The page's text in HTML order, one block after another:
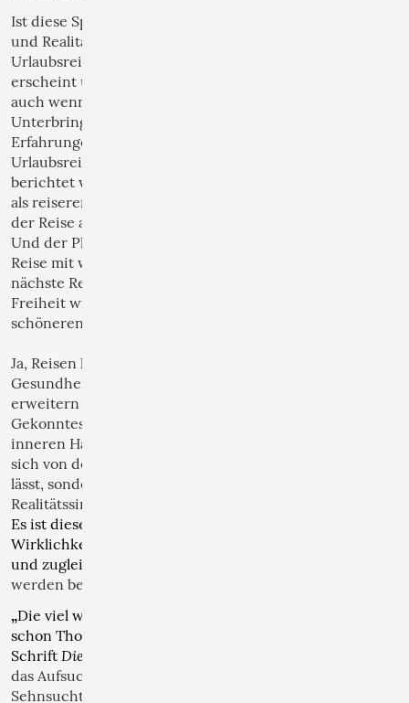
Ist diese Spannung zwischen Phantasie(-überschuss)
und Realität der Anlass dafür, dass nach der
Urlaubsreise gerne alles in einem hellen Licht
erscheint und daheim meist positiv berichtet wird,
auch wenn es einige Abstriche zu machen gilt bei
Unterbringung, Exkursionen, unglücklichen
Erfahrungen im Restaurant und dergleichen? Eine
Urlaubsreise darf einfach nicht als Katastrophe
berichtet werden. Das verlangt die Selbstdarstellung
als reisererfahrener Zeitgenosse, die Hochschätzung
der Reise als Ausdruck von Lebensqualität.
Und der Phantasieüberschuss wird auch nach der
Reise mit wenigen positiven Erfahrungen schon die
nächste Reise ins Auge fassen, dem Wunsch nach
Freiheit wieder Raum geben und von anderen,
schöneren, positiven Erfahrungen träumen.
Ja, Reisen kann glücklich machen, Erholung und
Gesundheit bringen, den kulturellen Horizont
erweitern und zur persönlichen Reifung beitragen.
Gekonntes Reisen basiert aber vor allem auf einer
inneren Haltung, die der Phantasie Raum gibt und
sich von den Grenzen der Realität nicht entmutigen
lässt, sondern diese als Korrektur und erweiterten
Realitätssinn positiv ergreift.
Es ist dieses Maß an Unverfügbarkeit, mit dem die
Wirklichkeit die menschliche Phantasie übersteigt
und zugleich immer neu kreativ werden lässt.
werden beim Reisen also nie „wirklich ankommen“.
„Die viel wallfahrten, werden selten heilig“,
schon Thomas von Kempen (1379-1471) in seiner
Schrift Die Nachfolge Christi
das Aufsuchen weit entfernter heiliger Stätten (d. h.
Sehnsuchtsorte) führten nicht automatisch zu innerer